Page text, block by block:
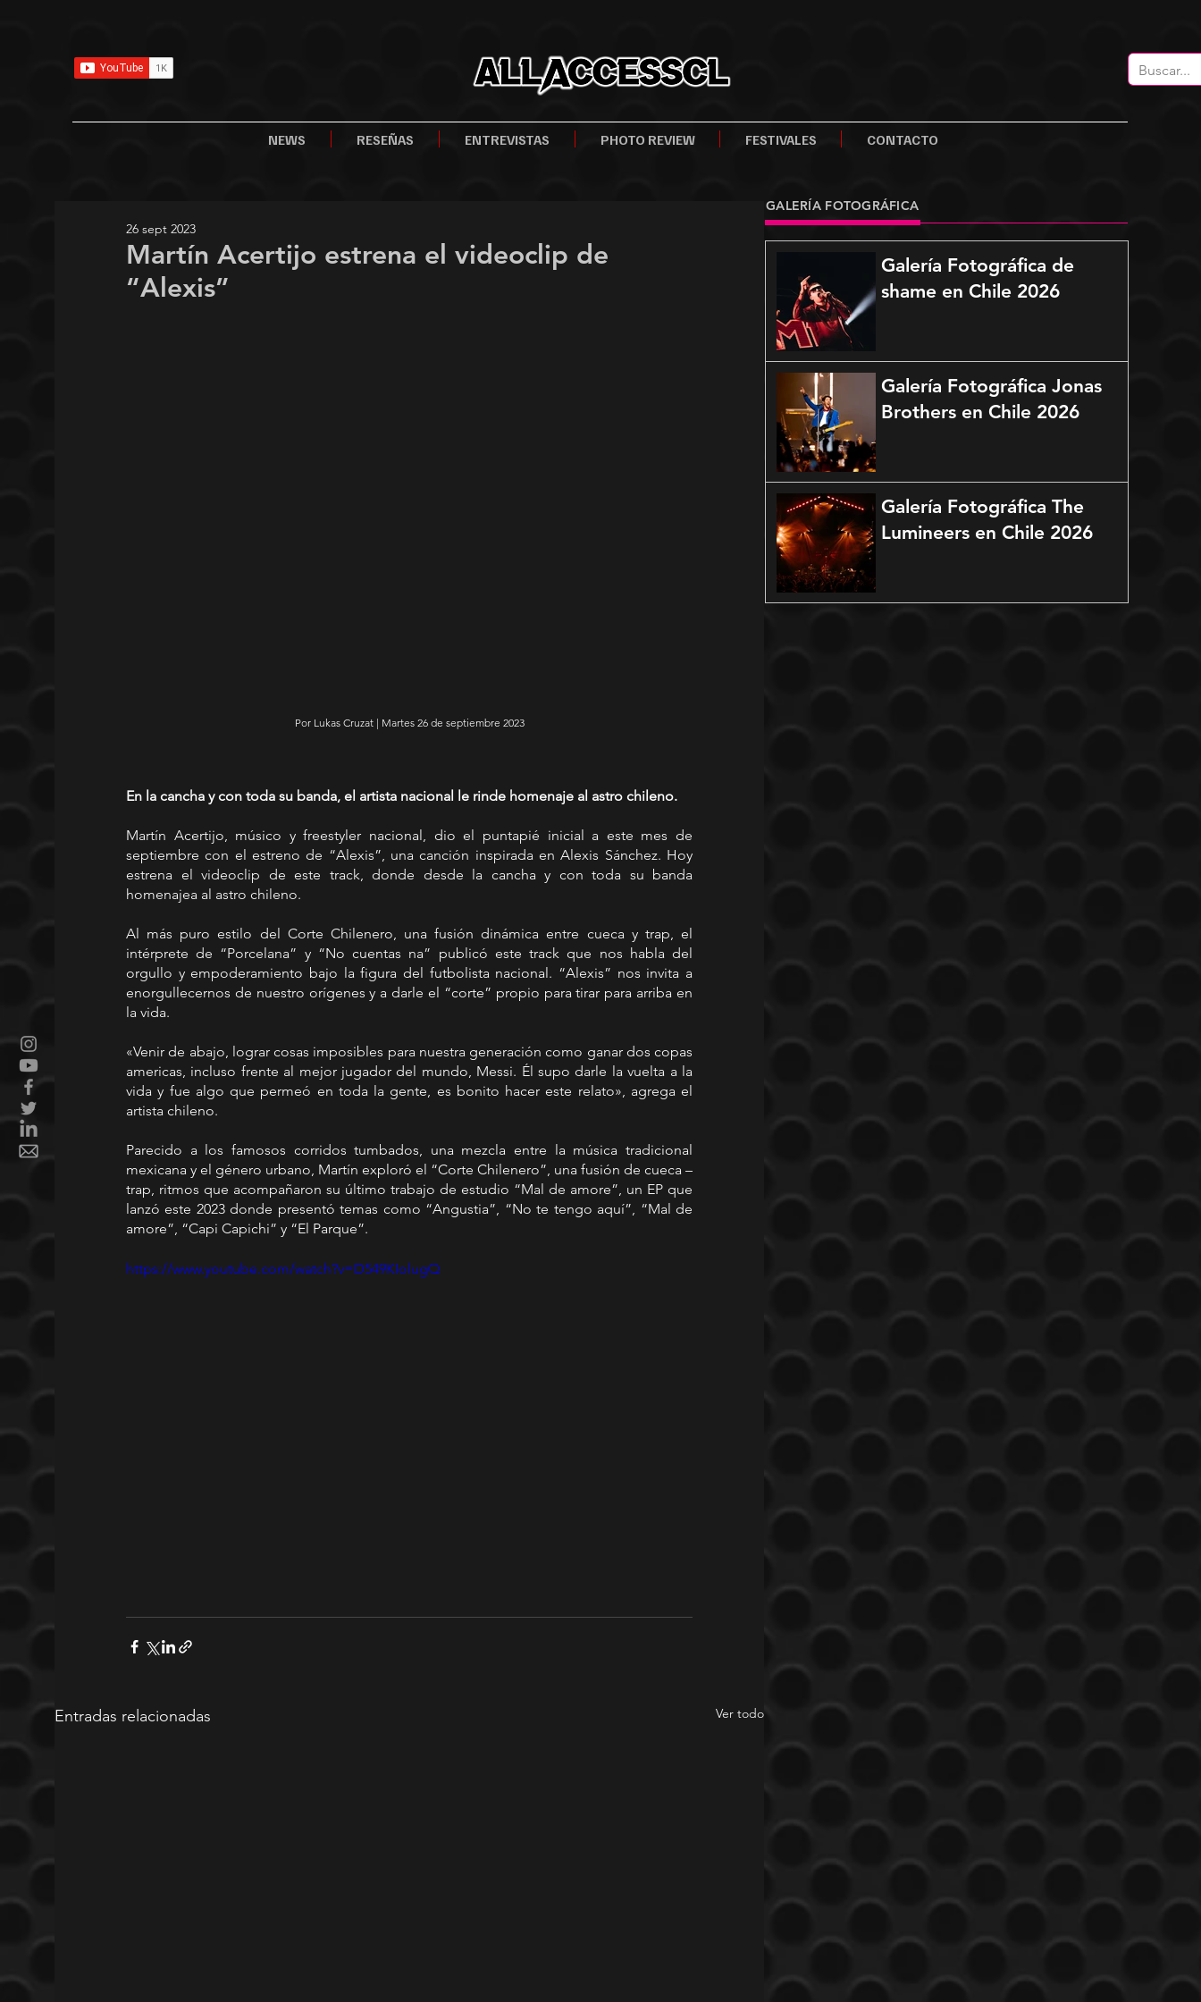
NEWS RESEÑAS ENTREVISTAS PHOTO REVIEW FESTIVALES CONTACTO
Martín Acertijo estrena el videoclip de
“Alexis”
26 sept 2023
Por Lukas Cruzat | Martes 26 de septiembre 2023
En la cancha y con toda su banda, el artista nacional le rinde homenaje al astro chileno.
Martín Acertijo, músico y freestyler nacional, dio el puntapié inicial a este mes de
septiembre con el estreno de “Alexis”, una canción inspirada en Alexis Sánchez. Hoy
estrena el videoclip de este track, donde desde la cancha y con toda su banda
homenajea al astro chileno.
Al más puro estilo del Corte Chilenero, una fusión dinámica entre cueca y trap, el
intérprete de “Porcelana” y “No cuentas na” publicó este track que nos habla del
orgullo y empoderamiento bajo la figura del futbolista nacional. “Alexis” nos invita a
enorgullecernos de nuestro orígenes y a darle el “corte” propio para tirar para arriba en
la vida.
«Venir de abajo, lograr cosas imposibles para nuestra generación como ganar dos copas
americas, incluso frente al mejor jugador del mundo, Messi. Él supo darle la vuelta a la
vida y fue algo que permeó en toda la gente, es bonito hacer este relato», agrega el
artista chileno.
Parecido a los famosos corridos tumbados, una mezcla entre la música tradicional
mexicana y el género urbano, Martín exploró el “Corte Chilenero”, una fusión de cueca –
trap, ritmos que acompañaron su último trabajo de estudio “Mal de amore”, un EP que
lanzó este 2023 donde presentó temas como “Angustia”, “No te tengo aquí”, “Mal de
amore”, “Capi Capichi” y “El Parque”.
https://www.youtube.com/watch?v=D549KIolugQ
Entradas relacionadas Ver todo
GALERÍA FOTOGRÁFICA
Galería Fotográfica de
shame en Chile 2026
Galería Fotográfica Jonas
Brothers en Chile 2026
Galería Fotográfica The
Lumineers en Chile 2026